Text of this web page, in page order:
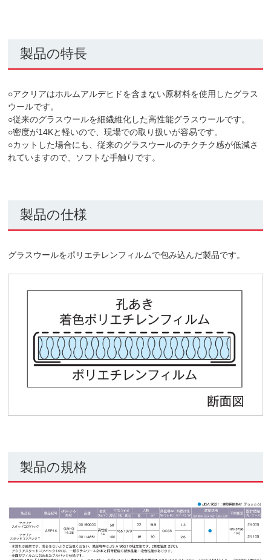
製品の特長
○アクリアはホルムアルデヒドを含まない原材料を使用したグラス
ウールです。
○従来のグラスウールを細繊維化した高性能グラスウールです。
○密度が14Kと軽いので、現場での取り扱いが容易です。
○カットした場合にも、従来のグラスウールのチクチク感が低減さ
れていますので、ソフトな手触りです。
製品の仕様
グラスウールをポリエチレンフィルムで包み込んだ製品です。
製品の規格